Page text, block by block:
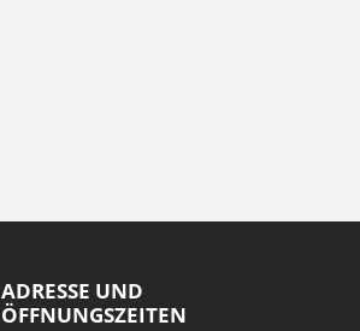
ADRESSE UND
ÖFFNUNGSZEITEN